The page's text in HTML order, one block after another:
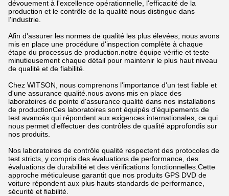
dévouement à l'excellence opérationnelle, l'efficacité de la
production et le contrôle de la qualité nous distingue dans
l'industrie.
Afin d'assurer les normes de qualité les plus élevées, nous avons
mis en place une procédure d'inspection complète à chaque
étape du processus de production.notre équipe vérifie et teste
minutieusement chaque détail pour maintenir le plus haut niveau
de qualité et de fiabilité.
Chez WITSON, nous comprenons l'importance d'un test fiable et
d'une assurance qualité.nous avons mis en place des
laboratoires de pointe d'assurance qualité dans nos installations
de productionCes laboratoires sont équipés d'équipements de
test avancés qui répondent aux exigences internationales, ce qui
nous permet d'effectuer des contrôles de qualité approfondis sur
nos produits.
Nos laboratoires de contrôle qualité respectent des protocoles de
test stricts, y compris des évaluations de performance, des
évaluations de durabilité et des vérifications fonctionnelles.Cette
approche méticuleuse garantit que nos produits GPS DVD de
voiture répondent aux plus hauts standards de performance,
sécurité et fiabilité.